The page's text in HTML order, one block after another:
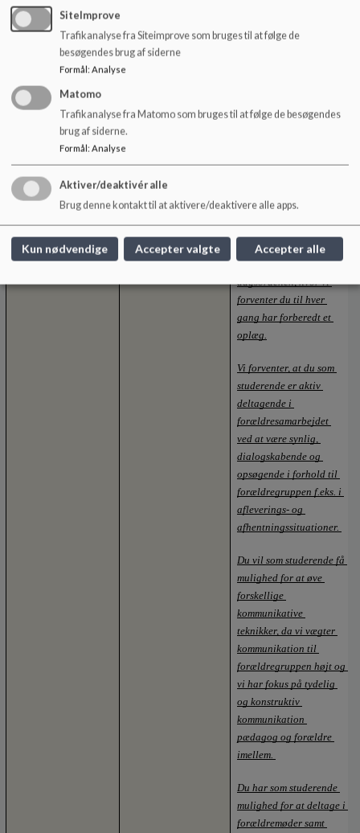
vi kan diskutere
anerkendende
På ugentlige
personalemøder vil du
som studerende have dit
eget punkt på
dagsordenen, hvor vi
forventer du til hver
gang har forberedt et
oplæg.
Vi forventer, at du som
studerende er aktiv
deltagende i
forældresamarbejdet
ved at være synlig,
dialogskabende og
opsøgende i forhold til
forældregruppen f.eks. i
afleverings- og
afhentningssituationer.
Du vil som studerende få
mulighed for at øve
forskellige
kommunikative
teknikker, da vi vægter
kommunikation til
forældregruppen højt og
vi har fokus på tydelig
og konstruktiv
kommunikation
pædagog og forældre
imellem.
Du har som studerende
mulighed for at deltage i
forældremøder samt
SiteImprove
Trafikanalyse fra Siteimprove som bruges til at følge de
besøgendes brug af siderne
Formål: Analyse
Matomo
Trafikanalyse fra Matomo som bruges til at følge de besøgendes
brug af siderne.
Formål: Analyse
Aktiver/deaktivér alle
Brug denne kontakt til at aktivere/deaktivere alle apps.
Kun nødvendige Accepter valgte Accepter alle